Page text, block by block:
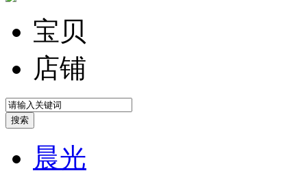
宝贝
店铺
晨光